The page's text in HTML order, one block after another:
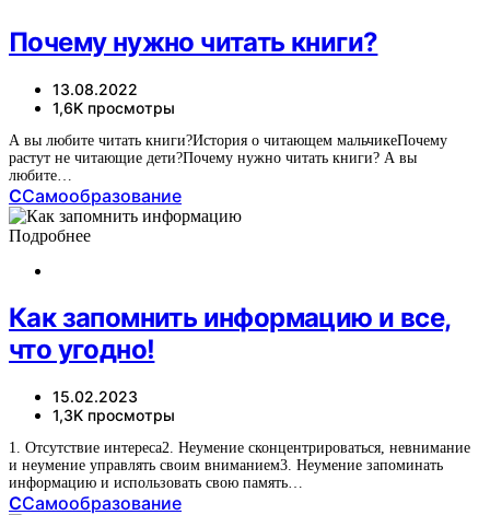
Почему нужно читать книги?
13.08.2022
1,6K просмотры
А вы любите читать книги?История о читающем мальчикеПочему
растут не читающие дети?Почему нужно читать книги? А вы
любите…
ССамообразование
Подробнее
Как запомнить информацию и все,
что угодно!
15.02.2023
1,3K просмотры
1. Отсутствие интереса2. Неумение сконцентрироваться, невнимание
и неумение управлять своим вниманием3. Неумение запоминать
информацию и использовать свою память…
ССамообразование